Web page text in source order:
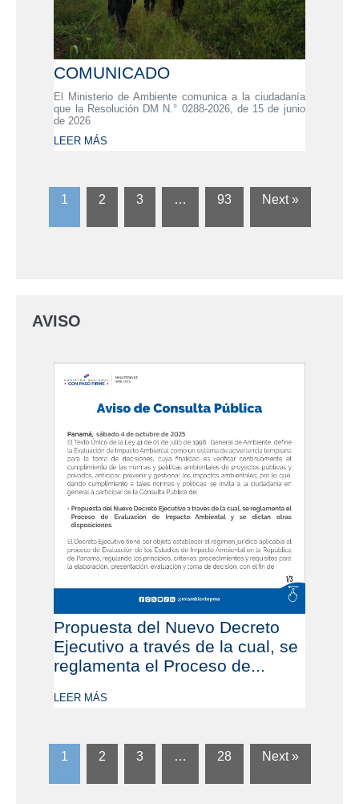
COMUNICADO
El Ministerio de Ambiente comunica a la ciudadanía
que la Resolución DM N.° 0288-2026, de 15 de junio
de 2026
LEER MÁS
1 2 3 … 93 Next »
AVISO
Propuesta del Nuevo Decreto
Ejecutivo a través de la cual, se
reglamenta el Proceso de...
LEER MÁS
1 2 3 … 28 Next »